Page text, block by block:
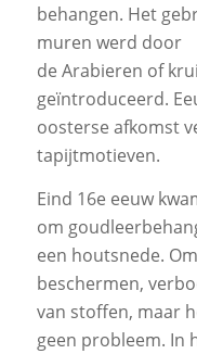
behangen. Het
muren werd door
de Arabieren of
geïntroduceerd.
oosterse afkomst
tapijtmotieven.
Eind 16e eeuw
om
een houtsnede.
beschermen,
van stoffen, maar
geen probleem. In